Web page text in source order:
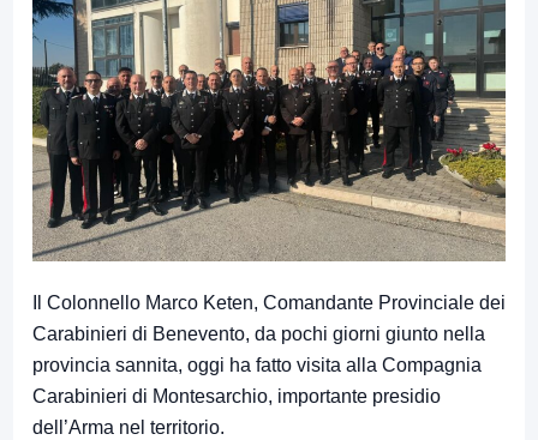
Il Colonnello Marco Keten, Comandante Provinciale dei
Carabinieri di Benevento, da pochi giorni giunto nella
provincia sannita, oggi ha fatto visita alla Compagnia
Carabinieri di Montesarchio, importante presidio
dell’Arma nel territorio.